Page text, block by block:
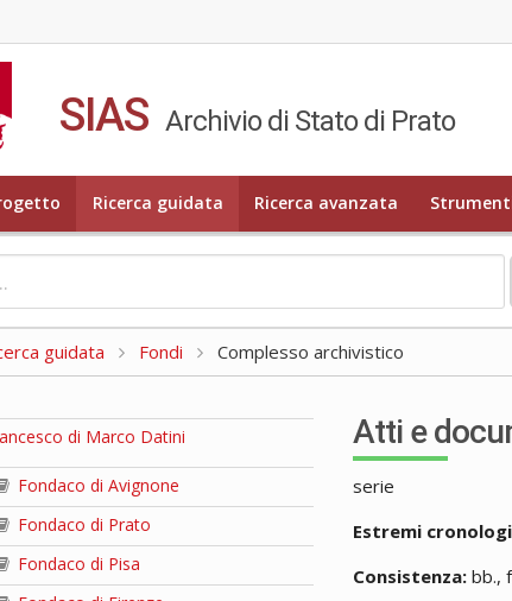
SIAS Archivio di Stato di Prato
Ricerca guidata Ricerca avanzata
guidata Fondi Complesso archivistico
di Marco Datini
Fondaco di Avignone
Fondaco di Prato
Fondaco di Pisa
Atti e
serie
Estremi
Consistenza: bb.,